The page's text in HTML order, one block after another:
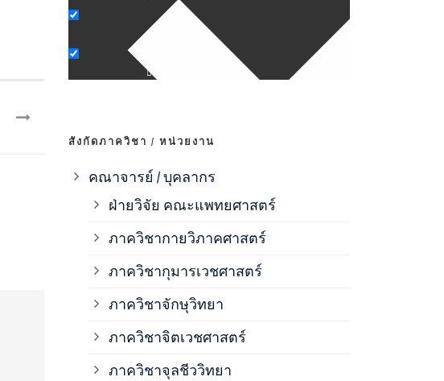
สังกัดภาควิชา / หน่วยงาน
คณาจารย์ / บุคลากร
ฝ่ายวิจัย คณะแพทยศาสตร์
ภาควิชากายวิภาคศาสตร์
ภาควิชากุมารเวชศาสตร์
ภาควิชาจักษุวิทยา
ภาควิชาจิตเวชศาสตร์
ภาควิชาจุลชีววิทยา